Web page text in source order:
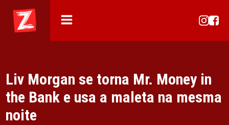
Liv Morgan se torna Mr. Money in
the Bank e usa a maleta na mesma
noite